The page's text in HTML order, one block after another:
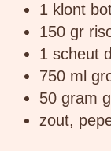
1 klont
150 gr
1 scheut
750 ml
50 gram
zout,